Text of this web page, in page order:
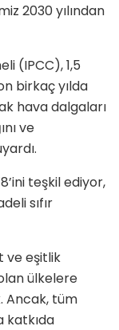
2030 yılından
(IPCC), 1,5
birkaç yılda
hava dalgaları
ve
teşkil ediyor,
sıfır
ve eşitlik
ülkelere
Ancak, tüm
katkıda